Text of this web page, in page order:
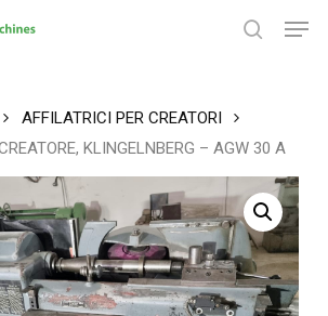
AFFILATRICI PER CREATORI
KLINGELNBERG – AGW 30 A